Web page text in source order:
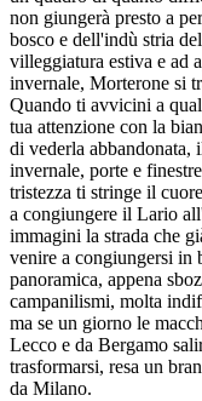
non giungerà presto a
bosco e dell'indù stria
villeggiatura estiva e ad
invernale, Morterone si
Quando ti avvicini a
tua attenzione con la
di vederla abbandonata,
invernale, porte e
tristezza ti stringe il
a congiungere il Lario
immagini la strada che
venire a congiungersi in
panoramica, appena
campanilismi, molta
ma se un giorno le
Lecco e da Bergamo
trasformarsi, resa un
da Milano.